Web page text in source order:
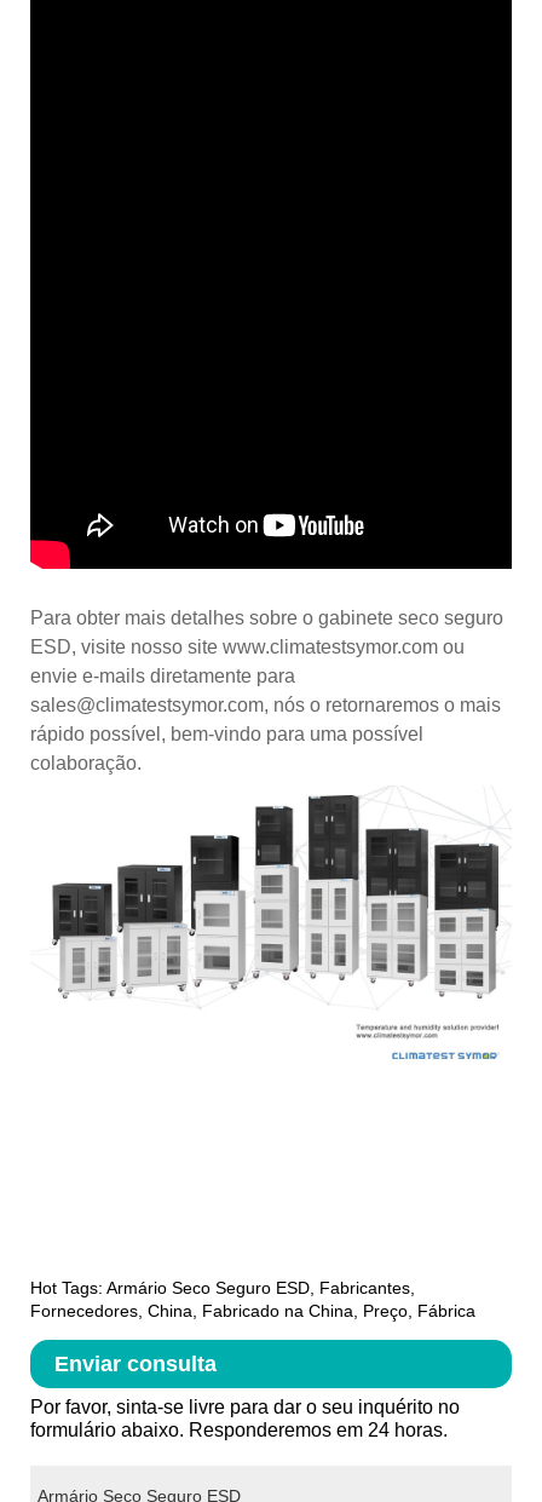
Para obter mais detalhes sobre o gabinete seco seguro
ESD, visite nosso site www.climatestsymor.com ou
envie e-mails diretamente para
sales@climatestsymor.com, nós o retornaremos o mais
rápido possível, bem-vindo para uma possível
colaboração.
Hot Tags: Armário Seco Seguro ESD, Fabricantes,
Fornecedores, China, Fabricado na China, Preço, Fábrica
Enviar consulta
Por favor, sinta-se livre para dar o seu inquérito no
formulário abaixo. Responderemos em 24 horas.